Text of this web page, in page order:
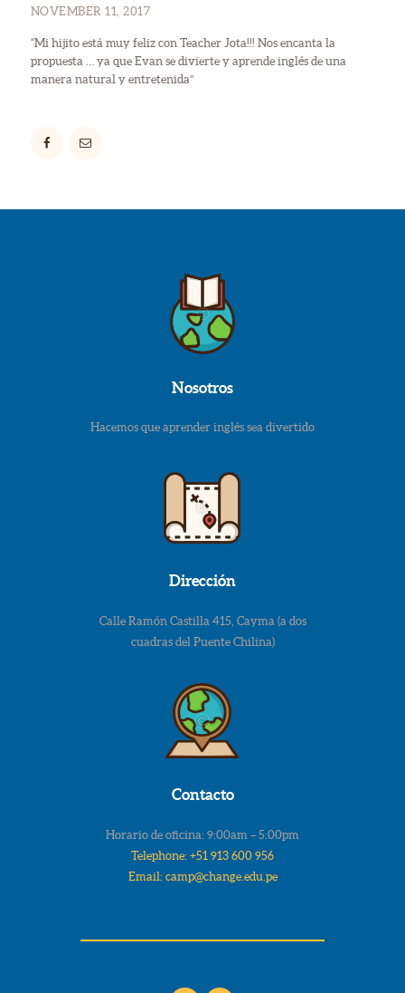
NOVEMBER 11, 2017
“Mi hijito está muy feliz con Teacher Jota!!! Nos encanta la
propuesta … ya que Evan se divierte y aprende inglés de una
manera natural y entretenida”
Nosotros
Hacemos que aprender inglés sea divertido
Dirección
Calle Ramón Castilla 415, Cayma (a dos
cuadras del Puente Chilina)
Contacto
Horario de oficina: 9:00am – 5:00pm
Telephone: +51 913 600 956
Email: camp@change.edu.pe